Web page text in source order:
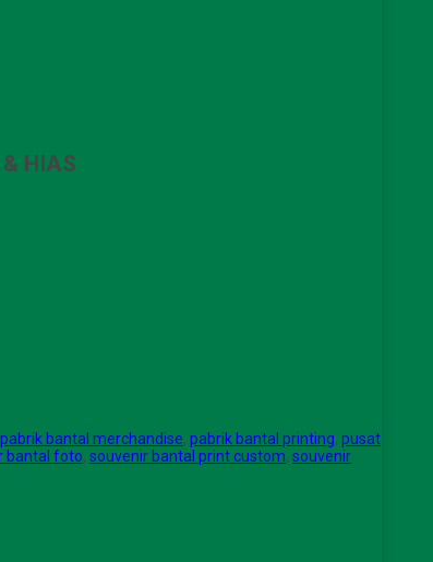
HIAS
pabrik bantal merchandise, pabrik bantal printing, pusat
bantal foto, souvenir bantal print custom, souvenir